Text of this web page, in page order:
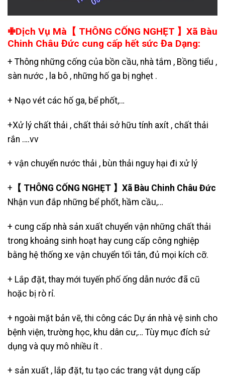
✙Dịch Vụ Mà【 THÔNG CỐNG NGHẸT 】Xã Bàu
Chinh Châu Đức cung cấp hết sức Đa Dạng:
+ Thông những cống của bồn cầu, nhà tắm , Bồng tiểu ,
sàn nước , la bô , những hố ga bị nghẹt .
+ Nạo vét các hố ga, bể phốt,…
+Xử lý chất thải , chất thải sở hữu tính axít , chất thải
rắn ….vv
+ vận chuyển nước thải , bùn thải nguy hại đi xử lý
+ 【 THÔNG CỐNG NGHẸT 】Xã Bàu Chinh Châu Đức
Nhận vun đắp những bể phốt, hầm cầu,…
+ cung cấp nhà sản xuất chuyển vận những chất thải
trong khoảng sinh hoạt hay cung cấp công nghiệp
bằng hệ thống xe vận chuyển tối tân, đủ mọi kích cỡ.
+ Lắp đặt, thay mới tuyến phố ống dẫn nước đã cũ
hoặc bị rò rỉ.
+ ngoài mặt bản vẽ, thi công các Dự án nhà vệ sinh cho
bệnh viện, trường học, khu dân cư,… Tùy mục đích sử
dụng và quy mô nhiều ít .
+ sản xuất , lắp đặt, tu tạo các trang vật dụng cấp